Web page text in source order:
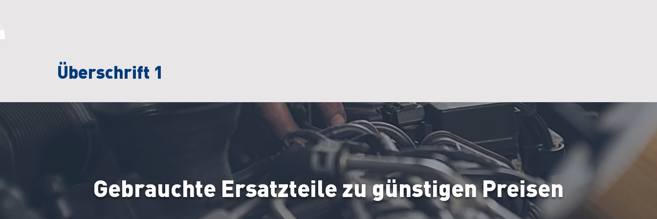
Contact
Gebrauchte Ersatzteile zu günstigen Preisen
Überschrift 1